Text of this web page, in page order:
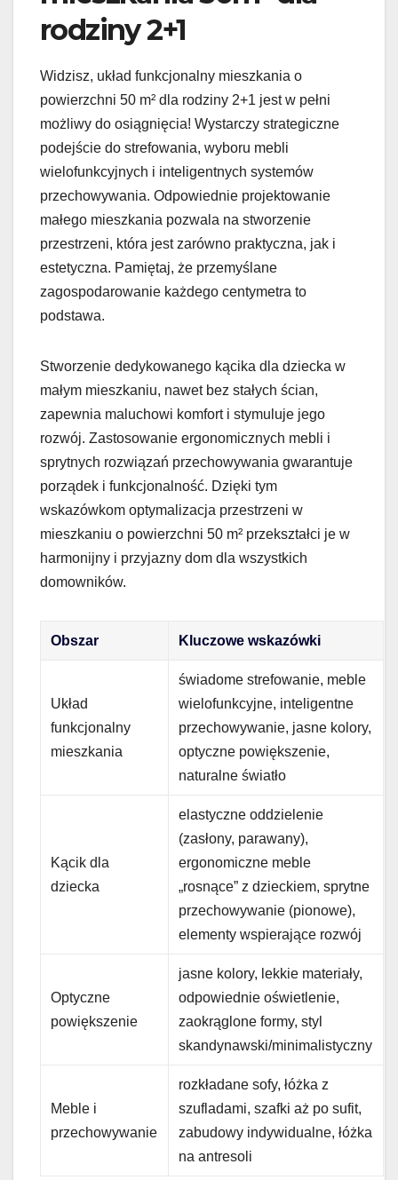
rodziny 2+1
Widzisz, układ funkcjonalny mieszkania o
powierzchni 50 m² dla rodziny 2+1 jest w pełni
możliwy do osiągnięcia! Wystarczy strategiczne
podejście do strefowania, wyboru mebli
wielofunkcyjnych i inteligentnych systemów
przechowywania. Odpowiednie projektowanie
małego mieszkania pozwala na stworzenie
przestrzeni, która jest zarówno praktyczna, jak i
estetyczna. Pamiętaj, że przemyślane
zagospodarowanie każdego centymetra to
podstawa.
Stworzenie dedykowanego kącika dla dziecka w
małym mieszkaniu, nawet bez stałych ścian,
zapewnia maluchowi komfort i stymuluje jego
rozwój. Zastosowanie ergonomicznych mebli i
sprytnych rozwiązań przechowywania gwarantuje
porządek i funkcjonalność. Dzięki tym
wskazówkom optymalizacja przestrzeni w
mieszkaniu o powierzchni 50 m² przekształci je w
harmonijny i przyjazny dom dla wszystkich
domowników.
Obszar Kluczowe wskazówki
Układ
funkcjonalny
mieszkania
świadome strefowanie, meble
wielofunkcyjne, inteligentne
przechowywanie, jasne kolory,
optyczne powiększenie,
naturalne światło
Kącik dla
dziecka
elastyczne oddzielenie
(zasłony, parawany),
ergonomiczne meble
„rosnące” z dzieckiem, sprytne
przechowywanie (pionowe),
elementy wspierające rozwój
Optyczne
powiększenie
jasne kolory, lekkie materiały,
odpowiednie oświetlenie,
zaokrąglone formy, styl
skandynawski/minimalistyczny
Meble i
przechowywanie
rozkładane sofy, łóżka z
szufladami, szafki aż po sufit,
zabudowy indywidualne, łóżka
na antresoli